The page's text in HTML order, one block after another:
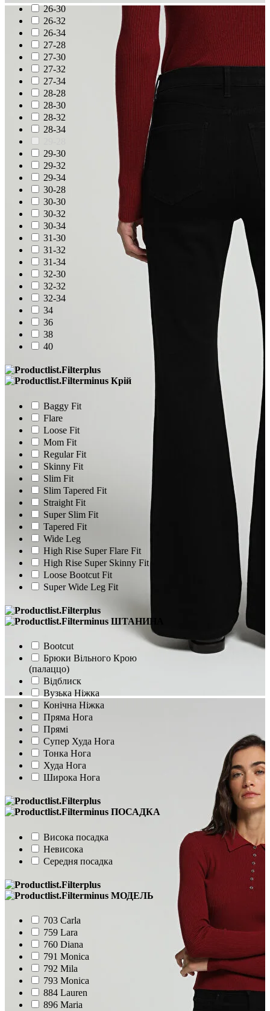
26-30
26-32
26-34
27-28
27-30
27-32
27-34
28-28
28-30
28-32
28-34
29-30
29-32
29-34
30-28
30-30
30-32
30-34
31-30
31-32
31-34
32-30
32-32
32-34
34
36
38
40
Крій
Baggy Fit
Flare
Loose Fit
Mom Fit
Regular Fit
Skinny Fit
Slim Fit
Slim Tapered Fit
Straight Fit
Super Slim Fit
Tapered Fit
Wide Leg
High Rise Super Flare Fit
High Rise Super Skinny Fit
Loose Bootcut Fit
Super Wide Leg Fit
ШТАНИНА
Bootcut
Брюки Вільного Крою
(палаццо)
Відблиск
Вузька Ніжка
Конічна Ніжка
Пряма Нога
Прямі
Супер Худа Нога
Тонка Нога
Худа Нога
Широка Нога
ПОСАДКА
Висока посадка
Невисока
Середня посадка
МОДЕЛЬ
703 Carla
759 Lara
760 Diana
791 Monica
792 Mila
793 Monica
884 Lauren
896 Maria